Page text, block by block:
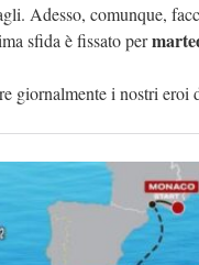
Adesso, comunque,
sfida è fissato per
giornalmente i nostri eroi